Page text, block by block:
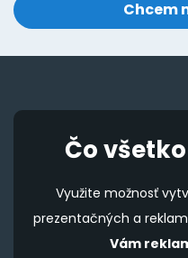
Čo
Využite možnosť
prezentačných a
Vám